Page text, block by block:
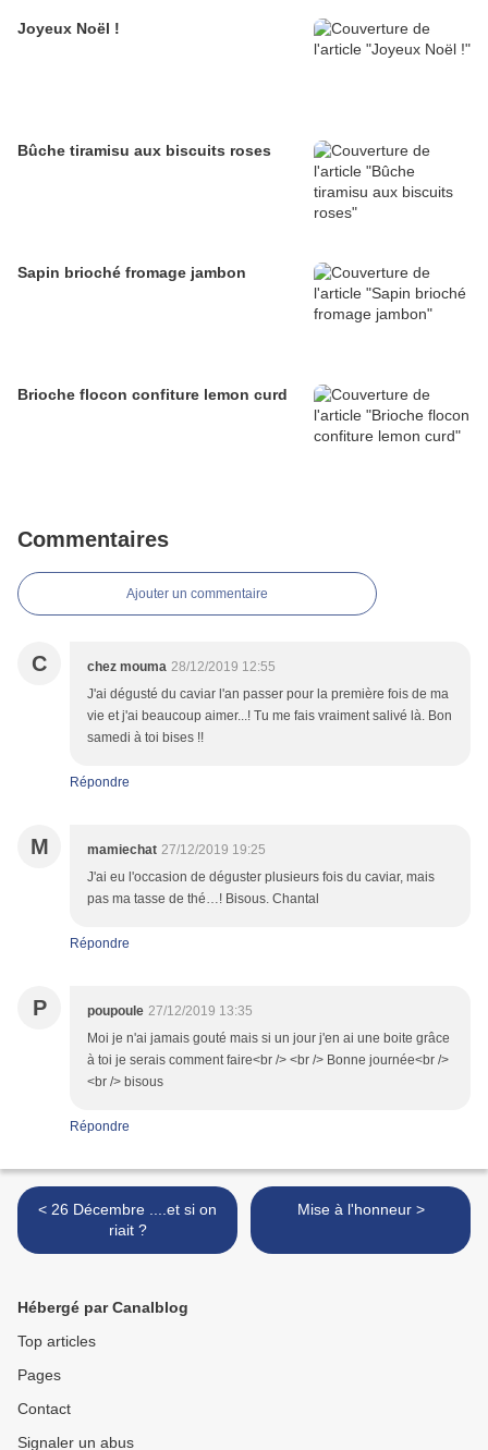
Joyeux Noël !
Bûche tiramisu aux biscuits roses
Sapin brioché fromage jambon
Brioche flocon confiture lemon curd
Commentaires
Ajouter un commentaire
C chez mouma 28/12/2019 12:55
J'ai dégusté du caviar l'an passer pour la première fois de ma
vie et j'ai beaucoup aimer...! Tu me fais vraiment salivé là. Bon
samedi à toi bises !!
Répondre
M mamiechat 27/12/2019 19:25
J'ai eu l'occasion de déguster plusieurs fois du caviar, mais
pas ma tasse de thé…! Bisous. Chantal
Répondre
P poupoule 27/12/2019 13:35
Moi je n'ai jamais gouté mais si un jour j'en ai une boite grâce
à toi je serais comment faire<br /> <br /> Bonne journée<br />
<br /> bisous
Répondre
< 26 Décembre ....et si on
riait ?
Mise à l'honneur >
Hébergé par Canalblog
Top articles
Pages
Contact
Signaler un abus